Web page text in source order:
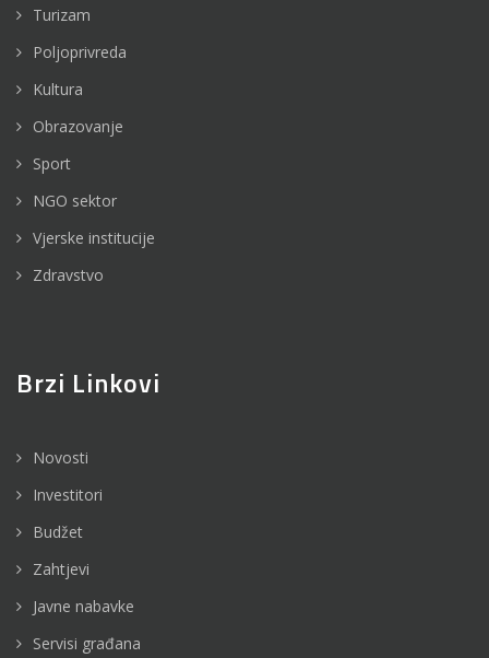
Turizam
Poljoprivreda
Kultura
Obrazovanje
Sport
NGO sektor
Vjerske institucije
Zdravstvo
Brzi Linkovi
Novosti
Investitori
Budžet
Zahtjevi
Javne nabavke
Servisi građana